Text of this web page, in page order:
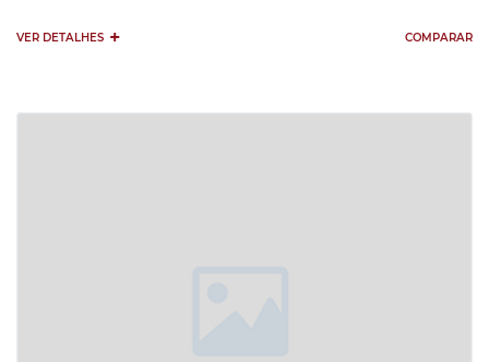
VER DETALHES + COMPARAR